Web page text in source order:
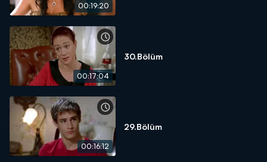
00:19:20
00:17:04
30.Bölüm
00:16:12
29.Bölüm